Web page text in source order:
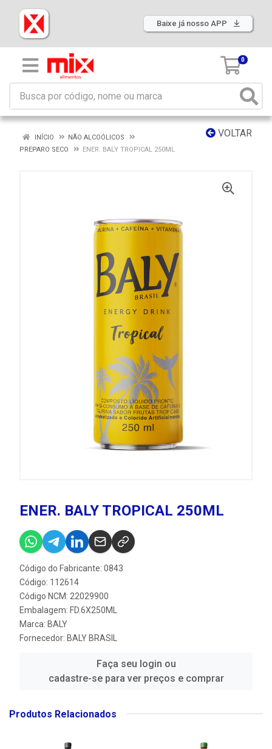
Baixe já nosso APP
0
VOLTAR
INÍCIO
NÃO ALCOÓLICOS
PREPARO SECO
ENER. BALY TROPICAL 250ML
ENER. BALY TROPICAL 250ML
Código do Fabricante: 0843
Código: 112614
Código NCM: 22029900
Embalagem: FD.6X250ML
Marca: BALY
Fornecedor: BALY BRASIL
Faça seu login ou
cadastre-se para ver preços e comprar
Produtos Relacionados